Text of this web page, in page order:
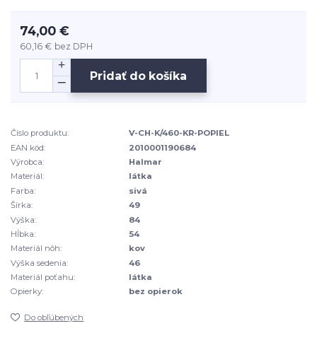
74,00 €
60,16 € bez DPH
Pridať do košíka
Číslo produktu:
V-CH-K/460-KR-POPIEL
EAN kód:
2010001190684
Výrobca:
Halmar
Materiál:
látka
Farba:
sivá
Šírka:
49
Výška:
84
Hĺbka:
54
Materiál nôh:
kov
Výška sedenia:
46
Materiál poťahu:
látka
Opierky:
bez opierok
Do obľúbených